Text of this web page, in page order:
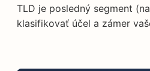
TLD je posledný segment
klasifikovať účel a zámer